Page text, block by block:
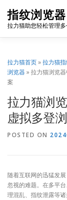
content
指纹浏览器
拉力猫助您轻松管理
拉力猫首页»拉力猫
浏览器»拉力猫浏览
案
拉力猫浏
虚拟多登
POSTED ON
随着互联网的迅猛发
忽视的难题。在多平
理混乱、指纹泄露等